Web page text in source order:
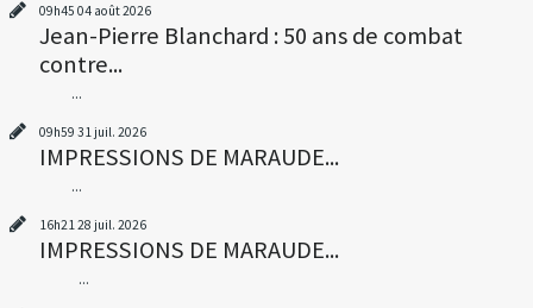
09h45 04 août 2026
Jean-Pierre Blanchard : 50 ans de combat
contre...
...
09h59 31 juil. 2026
IMPRESSIONS DE MARAUDE...
...
16h2128 juil. 2026
IMPRESSIONS DE MARAUDE...
...